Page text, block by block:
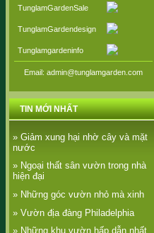
TunglamGardenSale
TunglamGardendesign
Tunglamgardeninfo
Email: admin@tunglamgarden.com
TIN MỚI NHẤT
» Giảm xung hại nhờ cây và mặt
nước
» Ngoại thất sân vườn trong nhà
hiện đại
» Những góc vườn nhỏ mà xinh
» Vườn địa đàng Philadelphia
» Những khu vườn hấp dẫn nhất